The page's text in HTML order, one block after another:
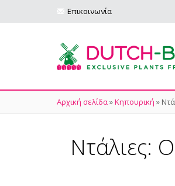
Επικοινωνία
Αρχική σελίδα»Κηπουρική »
Ντάλιες: